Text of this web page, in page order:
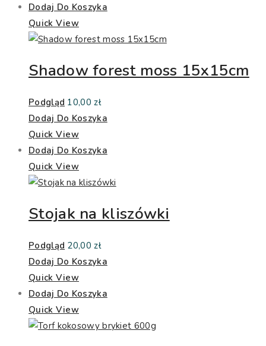
Dodaj Do Koszyka
Quick View
Shadow forest moss 15x15cm
Podgląd 10,00zł
Dodaj Do Koszyka
Quick View
Dodaj Do Koszyka
Quick View
Stojak na kliszówki
Podgląd 20,00zł
Dodaj Do Koszyka
Quick View
Dodaj Do Koszyka
Quick View